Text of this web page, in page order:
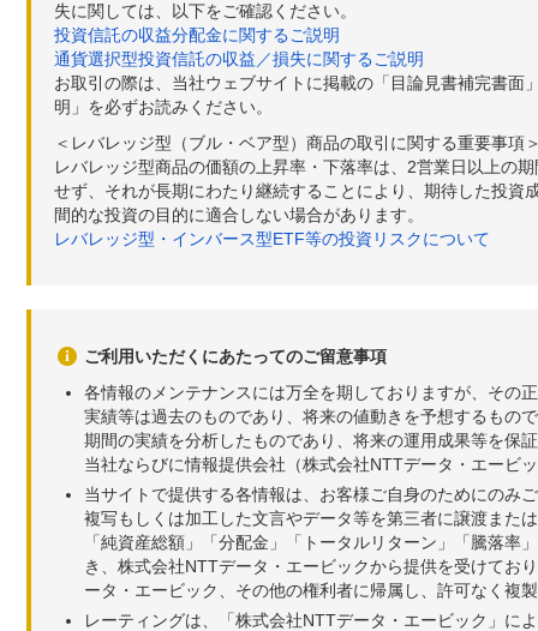
失に関しては、以下をご確認ください。
投資信託の収益分配金に関するご説明
通貨選択型投資信託の収益／損失に関するご説明
お取引の際は、当社ウェブサイトに掲載の「目論見書補完書
明」を必ずお読みください。
＜レバレッジ型（ブル・ベア型）商品の取引に関する重要事項
レバレッジ型商品の価額の上昇率・下落率は、2営業日以上の
せず、それが長期にわたり継続することにより、期待した投
間的な投資の目的に適合しない場合があります。
レバレッジ型・インバース型ETF等の投資リスクについて
ご利用いただくにあたってのご留意事項
各情報のメンテナンスには万全を期しておりますが、その
実績等は過去のものであり、将来の値動きを予想するもの
期間の実績を分析したものであり、将来の運用成果等を保
当社ならびに情報提供会社（株式会社NTTデータ・エービ
当サイトで提供する各情報は、お客様ご自身のためにのみ
複写もしくは加工した文言やデータ等を第三者に譲渡また
「純資産総額」「分配金」「トータルリターン」「騰落
き、株式会社NTTデータ・エービックから提供を受けてお
ータ・エービック、その他の権利者に帰属し、許可なく複
レーティングは、「株式会社NTTデータ・エービック」に